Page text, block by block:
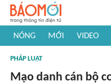
NÓNG MỚI VIDEO
#Khám phá thế giới
PHÁP LUẬT
Mạo danh cán bộ